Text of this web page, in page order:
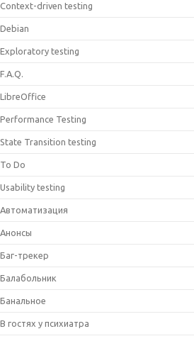
Context-driven testing
Debian
Exploratory testing
F.A.Q.
LibreOffice
Performance Testing
State Transition testing
To Do
Usability testing
Автоматизация
Анонсы
Баг-трекер
Балабольник
Банальное
В гостях у психиатра